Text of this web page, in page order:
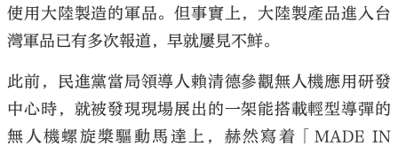
使用大陸製造的軍品。但事實上，大陸製產品進入台
灣軍品已有多次報道，早就屢見不鮮。
此前，民進黨當局領導人賴清德參觀無人機應用研發
中心時，就被發現現場展出的一架能搭載輕型導彈的
無人機螺旋槳驅動馬達上，赫然寫着「MADE IN